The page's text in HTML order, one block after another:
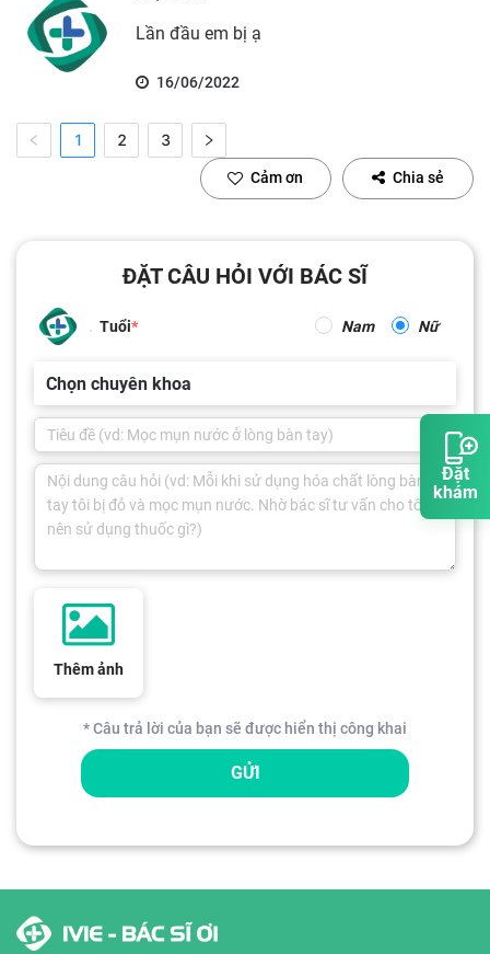
Đặt
khám
Lần đầu em bị ạ
16/06/2022
1 2 3
Cảm ơn Chia sẻ
ĐẶT CÂU HỎI VỚI BÁC SĨ
Tuổi Nam Nữ
Chọn chuyên khoa
Thêm ảnh
* Câu trả lời của bạn sẽ được hiển thị công khai
GỬI